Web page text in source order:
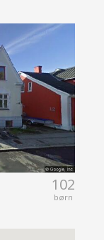
102
børn